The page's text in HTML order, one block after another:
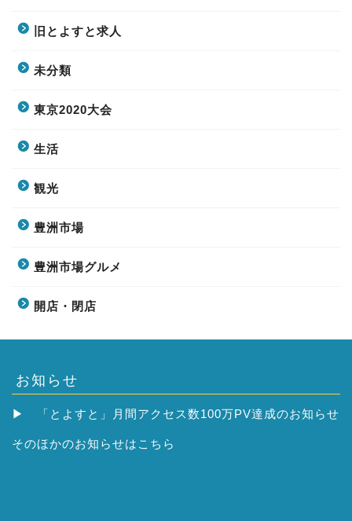
旧とよすと求人
未分類
東京2020大会
生活
観光
豊洲市場
豊洲市場グルメ
開店・閉店
お知らせ
▶ 「とよすと」月間アクセス数100万PV達成のお知らせ
そのほかのお知らせはこちら